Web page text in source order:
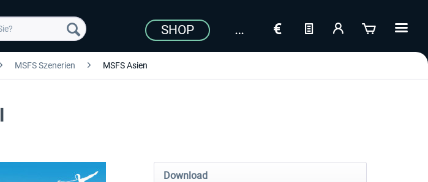
SHOP
MSFS Szenerien MSFS Asien
Download